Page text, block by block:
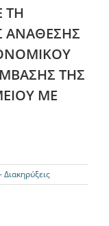
ΤΗ
ΑΝΑΘΕΣΗΣ
ΤΗΣ
ΜΕ
Διακηρύξεις